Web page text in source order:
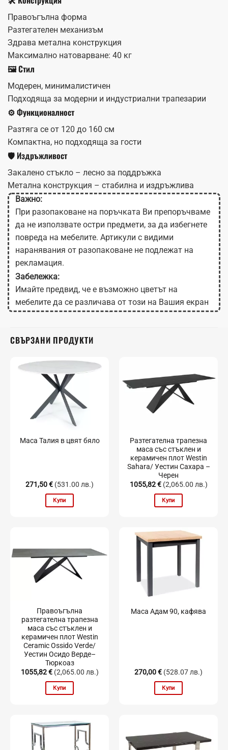
Правоъгълна форма
Разтегателен механизъм
Здрава метална конструкция
Максимално натоварване: 40 кг
🖼️ Стил
Модерен, минималистичен
Подходяща за модерни и индустриални трапезарии
⚙️ Функционалност
Разтяга се от 120 до 160 см
Компактна, но подходяща за гости
🛡️ Издръжливост
Закалено стъкло – лесно за поддръжка
Метална конструкция – стабилна и издръжлива
Важно:
При разопаковане на поръчката Ви препоръчваме
да не използвате остри предмети, за да избегнете
повреда на мебелите. Артикули с видими
наранявания от разопаковане не подлежат на
рекламация.
Забележка:
Имайте предвид, че е възможно цветът на
мебелите да се различава от този на Вашия екран
в зависимост от настройките на монитора.
СВЪРЗАНИ ПРОДУКТИ
Маса Талия в цвят бяло
271,50€ (531.00 лв.)
Купи
Разтегателна трапезна
маса със стъклен и
керамичен плот Westin
Sahara/ Уестин Сахара –
Черен
1055,82€ (2,065.00 лв.)
Купи
Правоъгълна
разтегателна трапезна
маса със стъклен и
керамичен плот Westin
Ceramic Ossido Verde/
Уестин Осидо Верде–
Тюркоаз
1055,82€ (2,065.00 лв.)
Купи
Маса Адам 90, кафява
270,00€ (528.07 лв.)
Купи